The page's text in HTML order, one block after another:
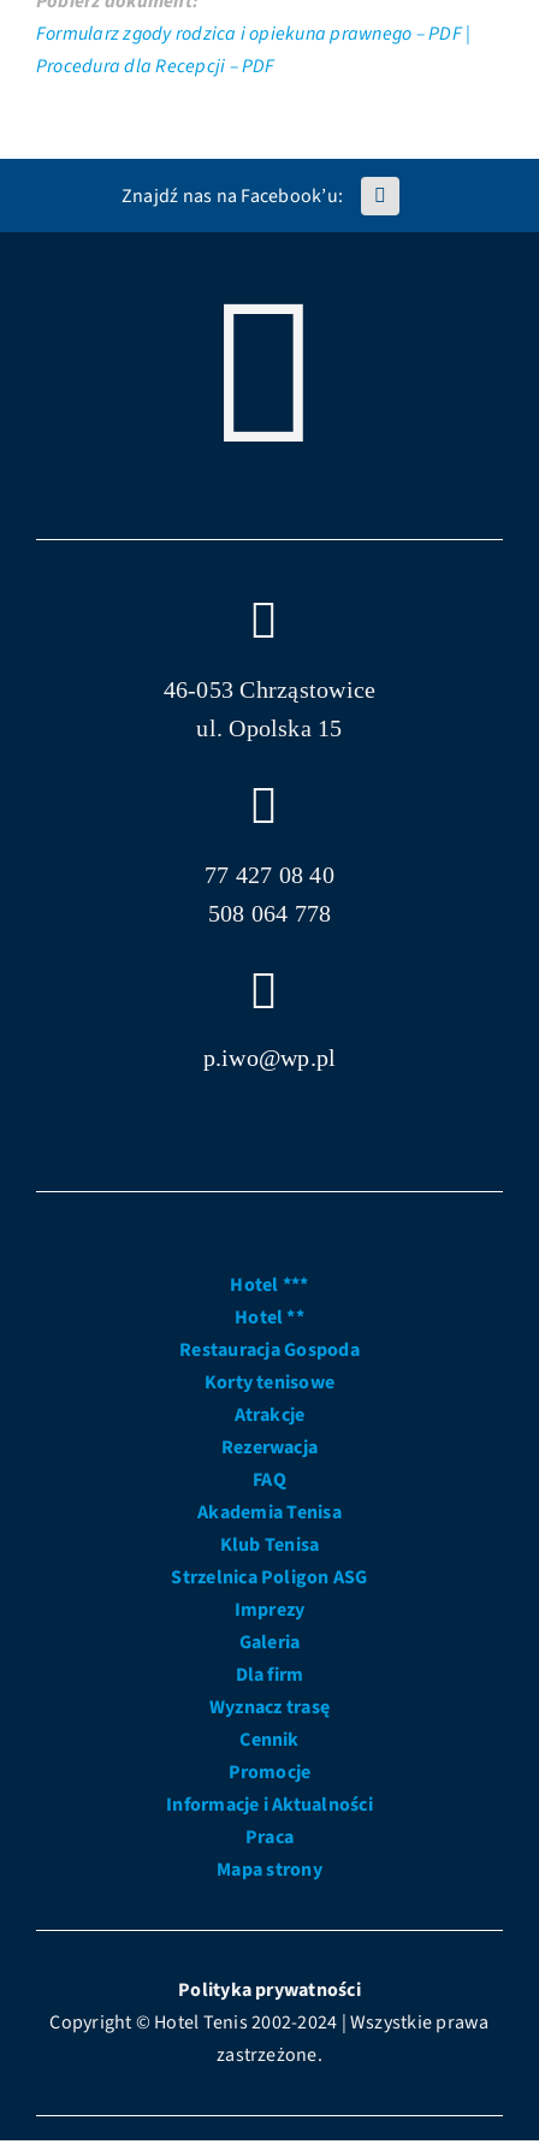
Formularz zgody rodzica i opiekuna prawnego – PDF |
Procedura dla Recepcji – PDF
Znajdź nas na Facebook’u:
46-053 Chrząstowice
ul. Opolska 15
77 427 08 40
508 064 778
p.iwo@wp.pl
Hotel ***
Hotel **
Restauracja Gospoda
Korty tenisowe
Atrakcje
Rezerwacja
FAQ
Akademia Tenisa
Klub Tenisa
Strzelnica Poligon ASG
Imprezy
Galeria
Dla firm
Wyznacz trasę
Cennik
Promocje
Informacje i Aktualności
Praca
Mapa strony
Polityka prywatności
Copyright © Hotel Tenis 2002-2024 | Wszystkie prawa
zastrzeżone.